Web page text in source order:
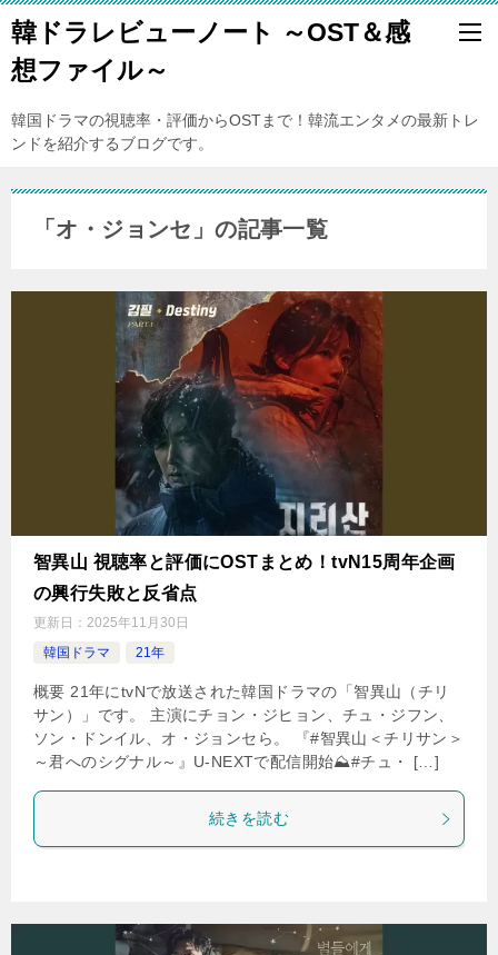
韓ドラレビューノート ～OST＆感
想ファイル～
韓国ドラマの視聴率・評価からOSTまで！韓流エンタメの最新トレ
ンドを紹介するブログです。
「オ・ジョンセ」の記事一覧
智異山 視聴率と評価にOSTまとめ！tvN15周年企画
の興行失敗と反省点
更新日： 2025年11月30日
韓国ドラマ
21年
概要 21年にtvNで放送された韓国ドラマの「智異山（チリ
サン）」です。 主演にチョン・ジヒョン、チュ・ジフン、
ソン・ドンイル、オ・ジョンセら。 『#智異山＜チリサン＞
～君へのシグナル～』U-NEXTで配信開始⛰#チュ・ […]
続きを読む